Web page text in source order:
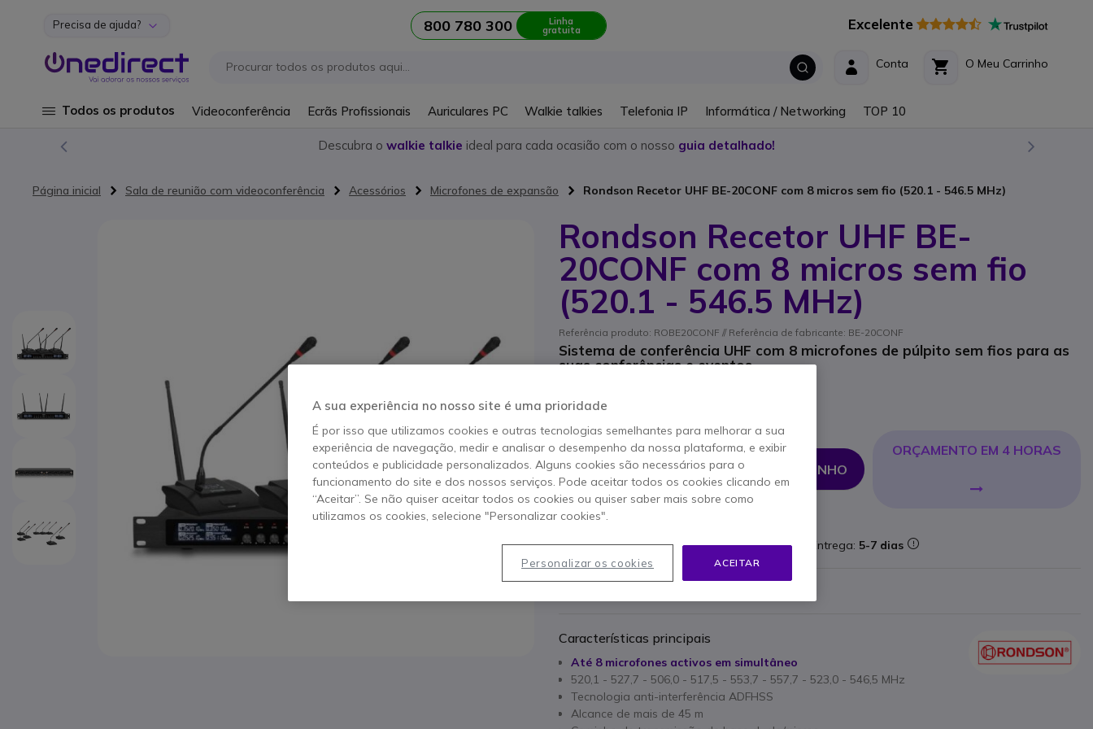
Ir para o Conteúdo
Precisa de ajuda? 800 780 300 Linha
gratuita Excelente
O Meu Carrinho
Conta
Todos os produtos Videoconferência Ecrãs Profissionais Auriculares PC Walkie talkies Telefonia IP Informática / Networking TOP 10
Descubra o walkie talkie ideal para cada ocasião com o nosso guia detalhado!
Página inicial Sala de reunião com videoconferência Acessórios Microfones de expansão Rondson Recetor UHF BE-20CONF com 8 micros sem fio (520.1 - 546.5 MHz)
Rondson Recetor UHF BE-
20CONF com 8 micros sem fio
(520.1 - 546.5 MHz)
Referência produto: ROBE20CONF // Referência de fabricante: BE-20CONF
Sistema de conferência UHF com 8 microfones de púlpito sem fios para as
suas conferências e eventos
949,95 €
ADICIONAR AO CARRINHO
ORÇAMENTO EM 4 HORAS
Esgotado
94 produtos em stock plataforma
Entrega: 5-7 dias
Características principais
Até 8 microfones activos em simultâneo
520,1 - 527,7 - 506,0 - 517,5 - 553,7 - 557,7 - 523,0 - 546,5 MHz
Tecnologia anti-interferência ADFHSS
Alcance de mais de 45 m
A sua experiência no nosso site é uma prioridade
É por isso que utilizamos cookies e outras tecnologias semelhantes para melhorar a sua
experiência de navegação, medir e analisar o desempenho da nossa plataforma, e exibir
conteúdos e publicidade personalizados. Alguns cookies são necessários para o
funcionamento do site e dos nossos serviços. Pode aceitar todos os cookies clicando em
“Aceitar”. Se não quiser aceitar todos os cookies ou quiser saber mais sobre como
utilizamos os cookies, selecione "Personalizar cookies".
ACEITAR
Personalizar os cookies